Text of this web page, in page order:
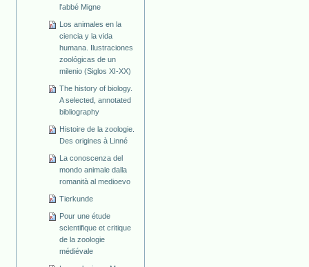
l'abbé Migne
Los animales en la
ciencia y la vida
humana. Ilustraciones
zoológicas de un
milenio (Siglos XI-XX)
The history of biology.
A selected, annotated
bibliography
Histoire de la zoologie.
Des origines à Linné
La conoscenza del
mondo animale dalla
romanità al medioevo
Tierkunde
Pour une étude
scientifique et critique
de la zoologie
médiévale